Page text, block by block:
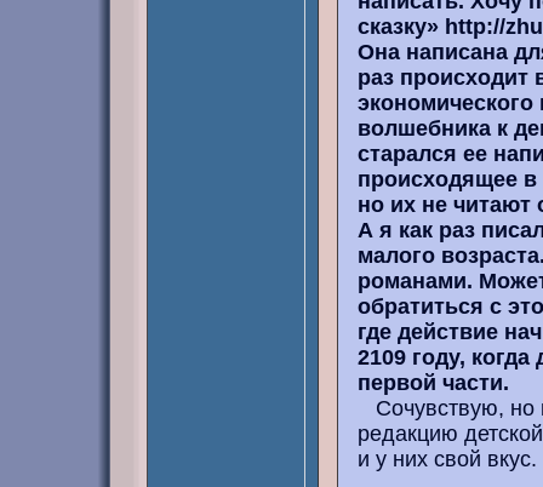
сказку» http://
Она написана
раз
волшебника к
старался ее
происходящее
но их не читают
А я как раз
малого
романами.
обратиться с
где действие
2109 году,
первой части.
Сочувствую, но
редакцию
и у них свой